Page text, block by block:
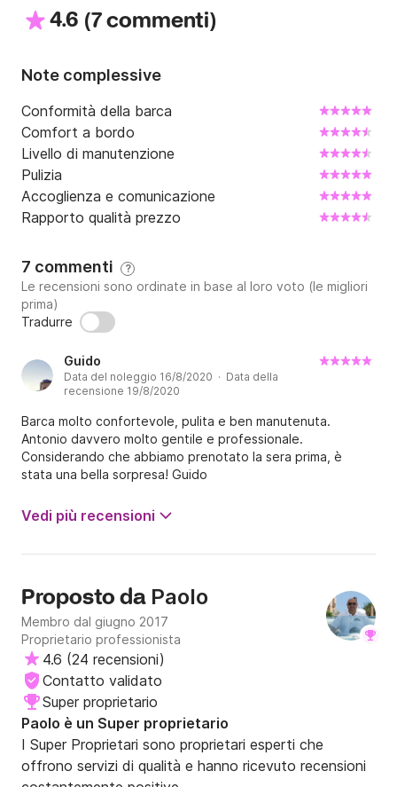
4.6 (7 commenti)
Note complessive
Conformità della barca
Comfort a bordo
Livello di manutenzione
Pulizia
Accoglienza e comunicazione
Rapporto qualità prezzo
7 commenti ?
Le recensioni sono ordinate in base al loro voto (le migliori
prima)
Tradurre
Guido
Data del noleggio 16/8/2020 · Data della
recensione 19/8/2020
Barca molto confortevole, pulita e ben manutenuta.
Antonio davvero molto gentile e professionale.
Considerando che abbiamo prenotato la sera prima, è
stata una bella sorpresa! Guido
Vedi più recensioni
Proposto da Paolo
Membro dal giugno 2017
Proprietario professionista
4.6 (24 recensioni)
Contatto validato
Super proprietario
Paolo è un Super proprietario
I Super Proprietari sono proprietari esperti che
offrono servizi di qualità e hanno ricevuto recensioni